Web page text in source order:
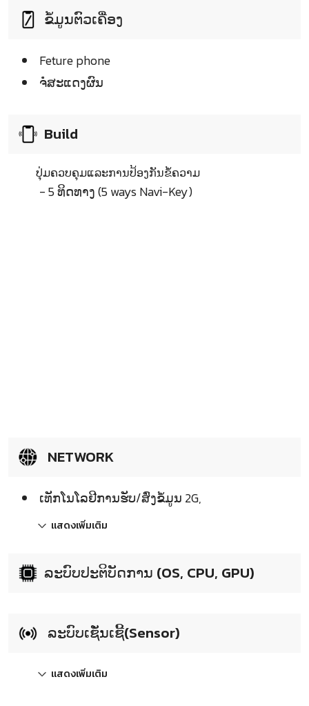
ຂໍ້ມູນຕົວເຄື່ອງ
Feture phone
ຈໍໍສະແດງຜົນ
Build
ປຸ່ມຄວບຄຸມແລະການປ້ອງກັນຂໍ້ຄວາມ
- 5 ທິດທາງ (5 ways Navi-Key)
NETWORK
ເທັກໂນໂລຢີການຮັບ/ສົ່ງຂໍ້ມູນ 2G,
แสดงเพิ่มเติม
ລະບົບປະຕິບັດການ (OS, CPU, GPU)
ລະບົບເຊັ່ນເຊີ້(Sensor)
แสดงเพิ่มเติม